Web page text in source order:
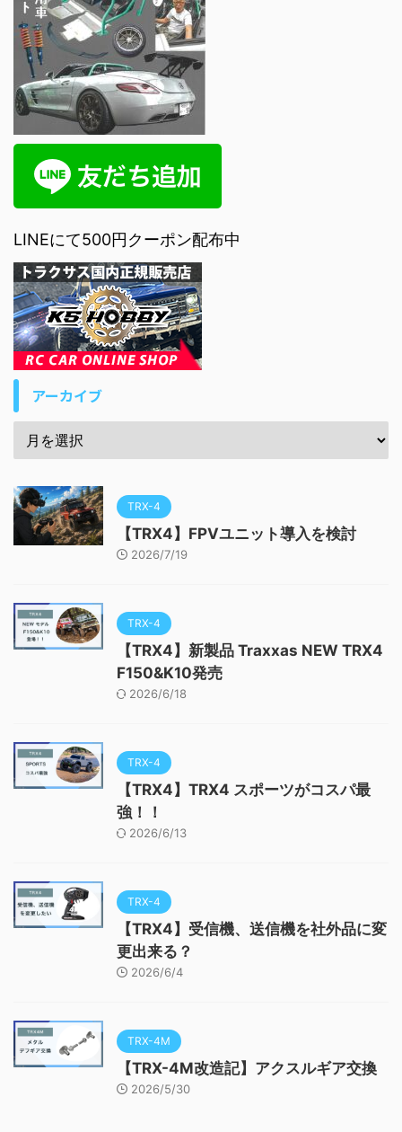
LINEにて500円クーポン配布中
アーカイブ
TRX-4
【TRX4】FPVユニット導入を検討
2026/7/19
TRX-4
【TRX4】新製品 Traxxas NEW TRX4
F150&K10発売
2026/6/18
TRX-4
【TRX4】TRX4 スポーツがコスパ最
強！！
2026/6/13
TRX-4
【TRX4】受信機、送信機を社外品に変
更出来る？
2026/6/4
TRX-4M
【TRX-4M改造記】アクスルギア交換
2026/5/30